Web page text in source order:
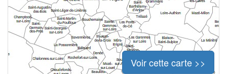
Voir cette carte >>